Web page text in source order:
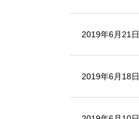
2019年6月21日
2019年6月18日